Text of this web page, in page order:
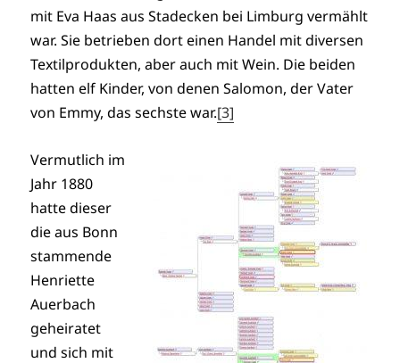
mit Eva Haas aus Stadecken bei Limburg vermählt
war. Sie betrieben dort einen Handel mit diversen
Textilprodukten, aber auch mit Wein. Die beiden
hatten elf Kinder, von denen Salomon, der Vater
von Emmy, das sechste war.[3]
Vermutlich im
Jahr 1880
hatte dieser
die aus Bonn
stammende
Henriette
Auerbach
geheiratet
und sich mit